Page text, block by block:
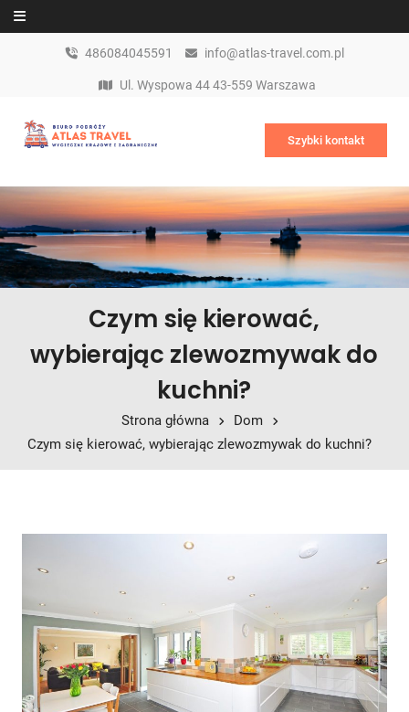
Skip to content
486084045591 info@atlas-travel.com.pl
Ul. Wyspowa 44 43-559 Warszawa
Szybki kontakt
Czym się kierować,
wybierając zlewozmywak do
kuchni?
Strona główna
Dom
Czym się kierować, wybierając zlewozmywak do kuchni?